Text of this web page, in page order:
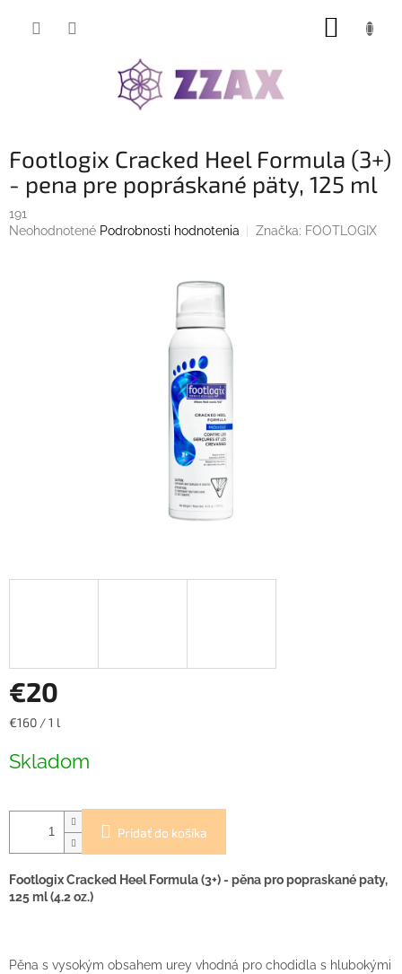
Footlogix Cracked Heel Formula (3+)
- pena pre popráskané päty, 125 ml
191
Priemerné
Neohodnotené Podrobnosti hodnotenia Značka: FOOTLOGIX
€20
Jednotková
€160 / 1 l
Skladom
Pridať do košíka
Footlogix Cracked Heel Formula (3+) - pěna pro popraskané paty,
125 ml (4.2 oz.)
Pěna s vysokým obsahem urey vhodná pro chodidla s hlubokými